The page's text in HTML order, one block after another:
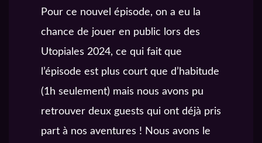
Pour ce nouvel épisode, on a eu la
chance de jouer en public lors des
Utopiales 2024, ce qui fait que
l’épisode est plus court que d’habitude
(1h seulement) mais nous avons pu
retrouver deux guests qui ont déjà pris
part à nos aventures ! Nous avons le